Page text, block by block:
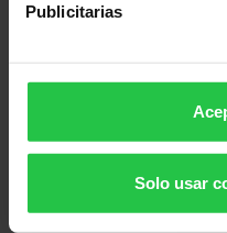
Publicitarias
Solo usar
Sopar Solidari
Ses Salines